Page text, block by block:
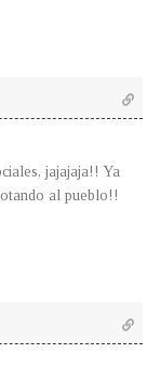
jajajaja!! Ya
al pueblo!!